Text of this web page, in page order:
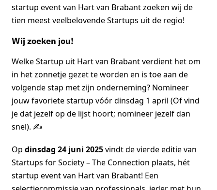
startup event van Hart van Brabant zoeken wij de
tien meest veelbelovende Startups uit de regio!
Wij zoeken jou!
Welke Startup uit Hart van Brabant verdient het om
in het zonnetje gezet te worden en is toe aan de
volgende stap met zijn onderneming? Nomineer
jouw favoriete startup vóór dinsdag 1 april (Of vind
je dat jezelf op de lijst hoort; nomineer jezelf dan
snel). ✍️
Op dinsdag 24 juni 2025vindt de vierde editie van
Startups for Society – The Connection plaats, hét
startup event van Hart van Brabant! Een